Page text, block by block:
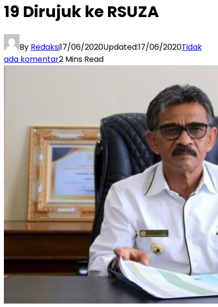
19 Dirujuk ke RSUZA
By Redaksi17/06/2020Updated:17/06/2020Tidak
ada komentar2 Mins Read